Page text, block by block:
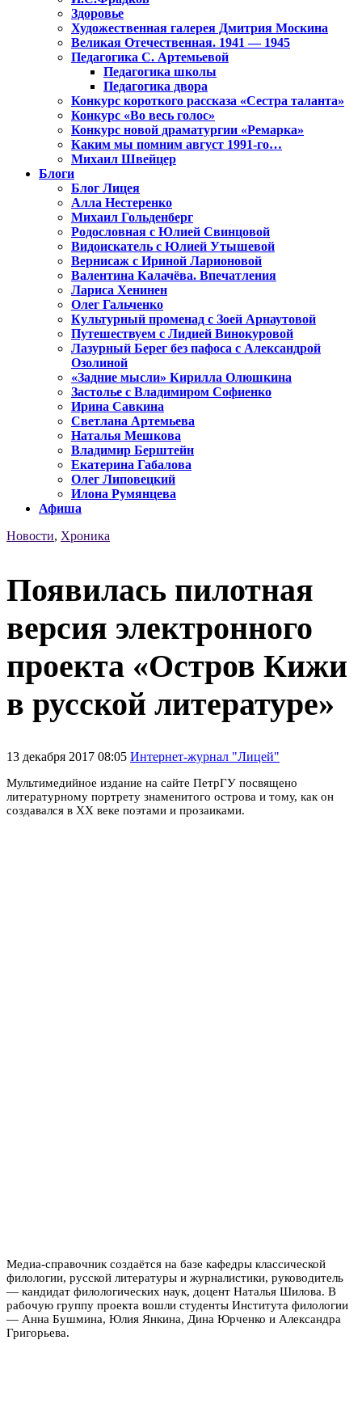
Здоровье
Художественная галерея Дмитрия Москина
Великая Отечественная. 1941 — 1945
Педагогика С. Артемьевой
Педагогика школы
Педагогика двора
Конкурс короткого рассказа «Сестра таланта»
Конкурс «Во весь голос»
Конкурс новой драматургии «Ремарка»
Каким мы помним август 1991-го…
Михаил Швейцер
Блоги
Блог Лицея
Алла Нестеренко
Михаил Гольденберг
Родословная с Юлией Свинцовой
Видоискатель с Юлией Утышевой
Вернисаж с Ириной Ларионовой
Валентина Калачёва. Впечатления
Лариса Хенинен
Олег Гальченко
Культурный променад с Зоей Арнаутовой
Путешествуем с Лидией Винокуровой
Лазурный Берег без пафоса с Александрой
Озолиной
«Задние мысли» Кирилла Олюшкина
Застолье с Владимиром Софиенко
Ирина Савкина
Светлана Артемьева
Наталья Мешкова
Владимир Берштейн
Екатерина Габалова
Олег Липовецкий
Илона Румянцева
Афиша
Новости, Хроника
Появилась пилотная
версия электронного
проекта «Остров Кижи
в русской литературе»
13 декабря 2017 08:05 Интернет-журнал "Лицей"
Мультимедийное издание на сайте ПетрГУ посвящено
литературному портрету знаменитого острова и тому, как он
создавался в XX веке поэтами и прозаиками.
Медиа-справочник создаётся на базе кафедры классической
филологии, русской литературы и журналистики, руководитель
— кандидат филологических наук, доцент Наталья Шилова. В
рабочую группу проекта вошли студенты Института филологии
— Анна Бушмина, Юлия Янкина, Дина Юрченко и Александра
Григорьева.